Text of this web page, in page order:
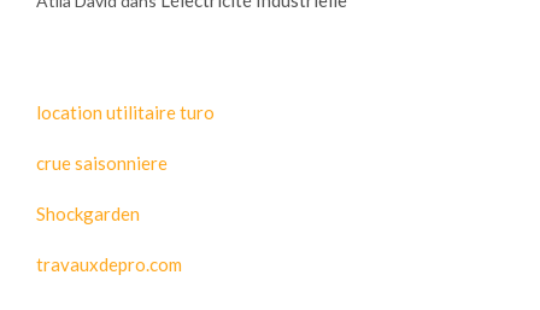
location utilitaire turo
crue saisonniere
Shockgarden
travauxdepro.com